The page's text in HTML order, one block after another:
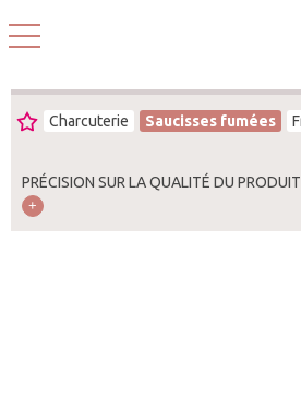
Charcuterie Saucisses fumées
PRÉCISION SUR LA QUALITÉ DU